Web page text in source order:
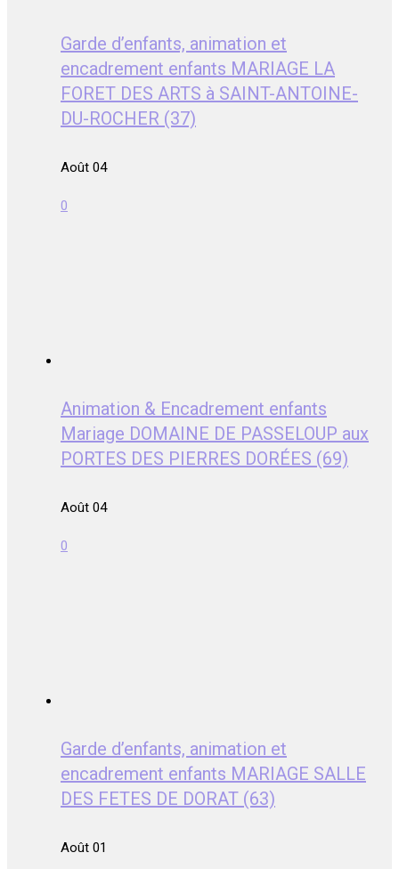
Garde d’enfants, animation et
encadrement enfants MARIAGE LA
FORET DES ARTS à SAINT-ANTOINE-
DU-ROCHER (37)
Août 04
0
Animation & Encadrement enfants
Mariage DOMAINE DE PASSELOUP aux
PORTES DES PIERRES DORÉES (69)
Août 04
0
Garde d’enfants, animation et
encadrement enfants MARIAGE SALLE
DES FETES DE DORAT (63)
Août 01